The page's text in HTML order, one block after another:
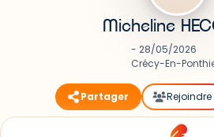
Micheline
- 28/05/2026
Crécy-En-
Partager Rejoindre